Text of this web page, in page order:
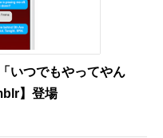
いつでもやってやん
】登場